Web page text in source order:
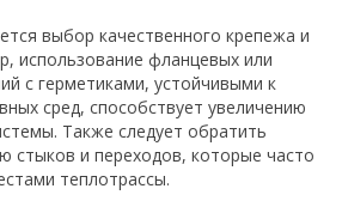
выбор качественного крепежа и
использование фланцевых или
с герметиками, устойчивыми к
сред, способствует увеличению
Также следует обратить
стыков и переходов, которые часто
теплотрассы.